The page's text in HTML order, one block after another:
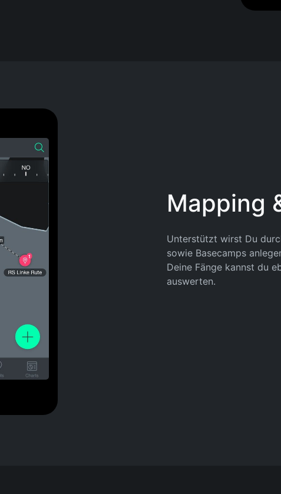
Mapping
Unterstützt wirst Du
sowie Basecamps
Deine Fänge kannst du
auswerten.